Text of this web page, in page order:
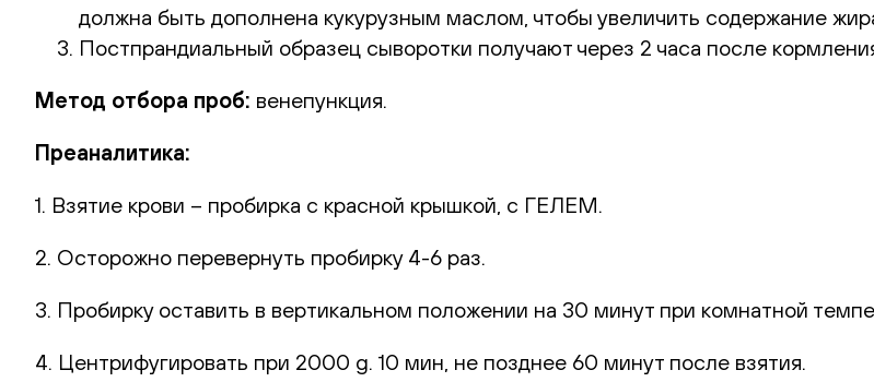
должна быть дополнена кукурузным маслом, чтобы увеличить содержание
Постпрандиальный образец сыворотки получают через 2 часа после
Метод отбора проб: венепункция.
Преаналитика:
1. Взятие крови – пробирка с красной крышкой, с ГЕЛЕМ.
2. Осторожно перевернуть пробирку 4-6 раз.
3. Пробирку оставить в вертикальном положении на 30 минут при комнатной
4. Центрифугировать при 2000 g. 10 мин, не позднее 60 минут после взятия.